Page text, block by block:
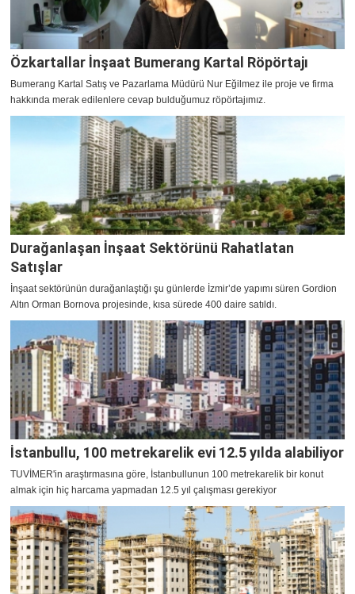
Özkartallar İnşaat Bumerang Kartal Röpörtajı
Bumerang Kartal Satış ve Pazarlama Müdürü Nur Eğilmez ile proje ve firma
hakkında merak edilenlere cevap bulduğumuz röpörtajımız.
Durağanlaşan İnşaat Sektörünü Rahatlatan
Satışlar
İnşaat sektörünün durağanlaştığı şu günlerde İzmir’de yapımı süren Gordion
Altın Orman Bornova projesinde, kısa sürede 400 daire satıldı.
İstanbullu, 100 metrekarelik evi 12.5 yılda alabiliyor
TUVİMER'in araştırmasına göre, İstanbullunun 100 metrekarelik bir konut
almak için hiç harcama yapmadan 12.5 yıl çalışması gerekiyor